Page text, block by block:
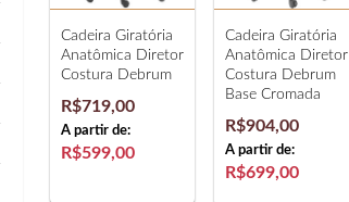
Cadeira Giratória
Anatômica Diretor
Costura Debrum
R$719,00
A partir de:
R$599,00
Cadeira Giratória
Anatômica Diretor
Costura Debrum
Base Cromada
R$904,00
A partir de:
R$699,00